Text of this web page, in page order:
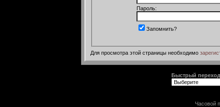
Пароль:
Запомнить?
Для просмотра этой страницы необходимо
Быстрый переход
Часовой